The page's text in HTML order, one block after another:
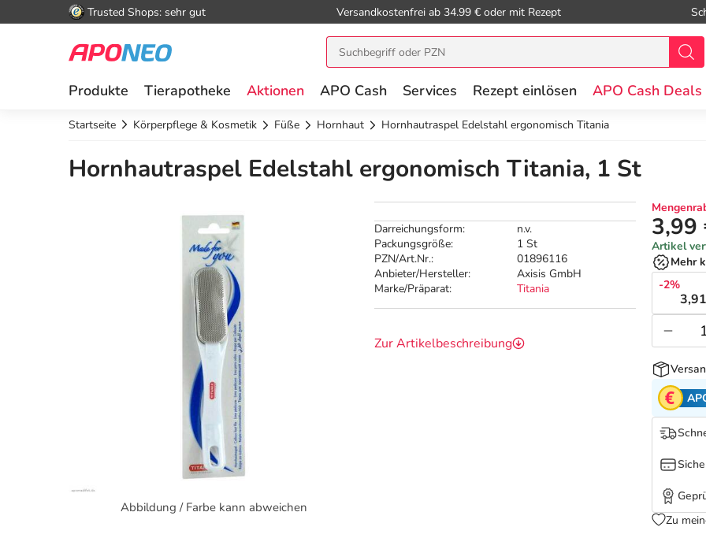
Trusted Shops: sehr gut Versandkostenfrei ab 34.99 € oder mit Rezept
Produkte Tierapotheke Aktionen APO Cash Services Rezept einlösen APO Cash Deals
Startseite Körperpflege & Kosmetik Füße Hornhaut Hornhautraspel Edelstahl ergonomisch Titania
Hornhautraspel Edelstahl ergonomisch Titania, 1 St
Abbildung / Farbe kann abweichen
Darreichungsform:
n.v.
Packungsgröße:
1 St
PZN/Art.Nr.:
01896116
Anbieter/Hersteller:
Axisis GmbH
Marke/Präparat:
Titania
Zur Artikelbeschreibung
3,99
Artikel
Mehr
-2%
Zu